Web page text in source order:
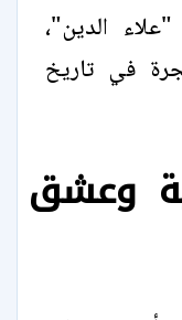
الدين"،
في تاريخ
وعشق